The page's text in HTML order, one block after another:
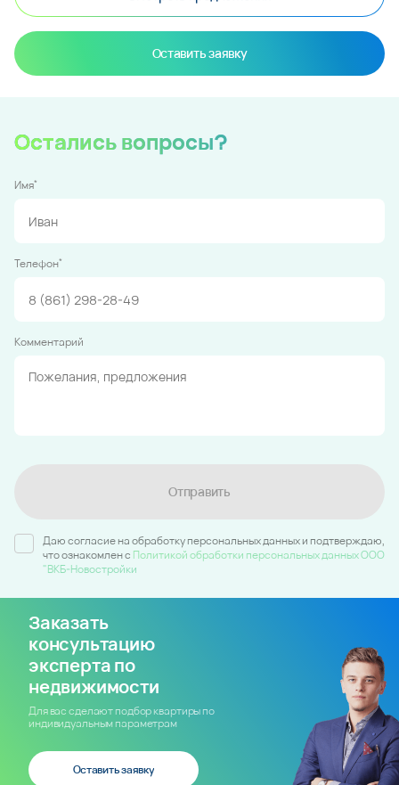
Оставить заявку
Остались вопросы?
Имя*
Телефон*
Комментарий
Отправить
Даю согласие на обработку персональных данных и подтверждаю,
что ознакомлен c Политикой обработки персональных данных ООО
"ВКБ-Новостройки
Заказать
консультацию
эксперта по
недвижимости
Для вас сделают подбор квартиры по
индивидуальным параметрам
Оставить заявку